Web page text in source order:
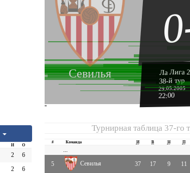
И О
2
6
2
6
Севилья Ла Лига
38-й тур
29.05.2005
22:00
''
Турнирная таблица 37-го
# Команда И В Н П
...
5
Севилья 37 17 9 11